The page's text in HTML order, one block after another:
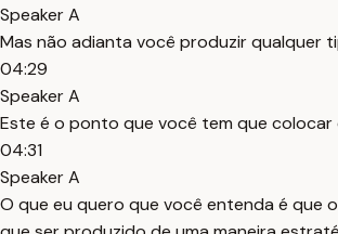
Speaker A
Mas não adianta você produzir qualquer
04:29
Speaker A
Este é o ponto que você tem que colocar
04:31
Speaker A
O que eu quero que você entenda é que